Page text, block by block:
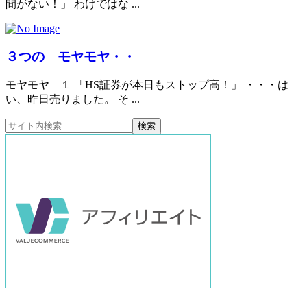
間がない！」 わけではな ...
３つの モヤモヤ・・
モヤモヤ １ 「HS証券が本日もストップ高！」 ・・・は
い、昨日売りました。 そ ...